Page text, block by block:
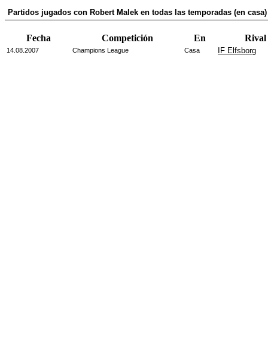
Partidos jugados con Robert Malek en todas las temporadas (en casa)
Fecha Competición En Rival
14.08.2007 Champions League Casa IF Elfsborg